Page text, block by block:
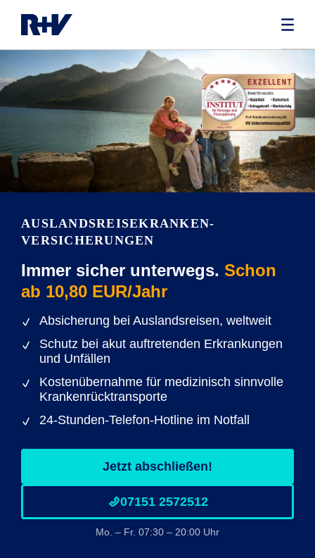
AUSLANDSREISEKRANKEN­
VERSICHERUNGEN
Immer sicher unterwegs. Schon
ab 10,80 EUR/Jahr
Absicherung bei Auslandsreisen, weltweit
Schutz bei akut auftretenden Erkrankungen
und Unfällen
Kostenübernahme für medizinisch sinnvolle
Krankenrücktransporte
24-Stunden-Telefon-Hotline im Notfall
Jetzt abschließen!
07151 2572512
Mo. – Fr. 07:30 – 20:00 Uhr